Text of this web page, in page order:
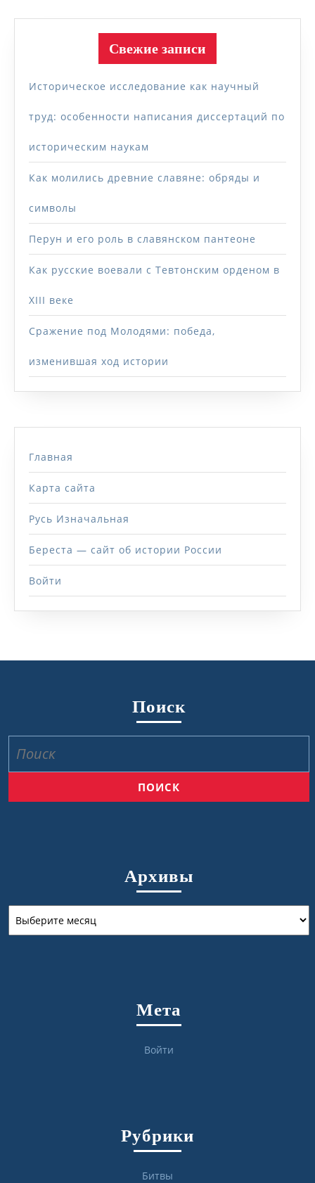
Свежие записи
Историческое исследование как научный
труд: особенности написания диссертаций по
историческим наукам
Как молились древние славяне: обряды и
символы
Перун и его роль в славянском пантеоне
Как русские воевали с Тевтонским орденом в
XIII веке
Сражение под Молодями: победа,
изменившая ход истории
Главная
Карта сайта
Русь Изначальная
Береста — сайт об истории России
Войти
Поиск
Архивы
Мета
Войти
Рубрики
Битвы